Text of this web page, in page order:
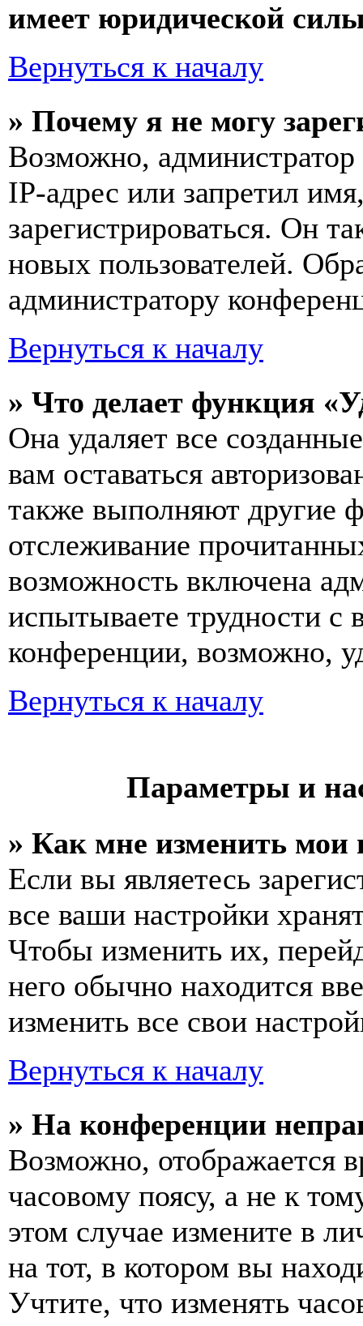
имеет юридической
Вернуться к началу
» Почему я не могу
Возможно,
IP-адрес или запретил
зарегистрироваться. Он
новых пользователей.
администратору
Вернуться к началу
» Что делает функция
Она удаляет все
вам оставаться
также выполняют другие
отслеживание
возможность включена
испытываете трудности с
конференции, возможно,
Вернуться к началу
Параметры и
» Как мне изменить мои
Если вы являетесь
все ваши настройки
Чтобы изменить их,
него обычно находится
изменить все свои
Вернуться к началу
» На конференции
Возможно, отображается
часовому поясу, а не к
этом случае измените в
на тот, в котором вы
Учтите, что изменять